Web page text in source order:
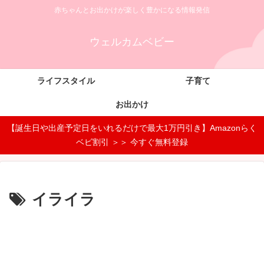
赤ちゃんとお出かけが楽しく豊かになる情報発信
ウェルカムベビー
ライフスタイル 子育て
お出かけ
【誕生日や出産予定日をいれるだけで最大1万円引き】Amazonらく
ベビ割引 ＞＞ 今すぐ無料登録
イライラ